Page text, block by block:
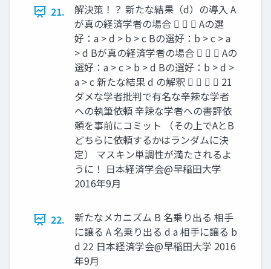
21.
解決策！？ 新たな結果（d）の導入 A
が真の経済学者の場合    Aの選
好：a > d > b > c Bの選好：b > c > a
> d Bが真の経済学者の場合    Aの
選好：a > c > b > d Bの選好：b > d >
a > c 新たな結果 d の解釈     21
ダメな学者批判で有名な辛辣な学者
への執筆依頼 辛辣な学者への書評依
頼を事前にコミット （その上でAとB
どちらに依頼するかはランダムに決
定） マスキン単調性が満たされるよ
うに！ 日本経済学会@早稲田大学
2016年9月
22.
新たなメカニズム B 名乗り出る 相手
に譲る A 名乗り出る d a 相手に譲る b
d 22 日本経済学会@早稲田大学 2016
年9月